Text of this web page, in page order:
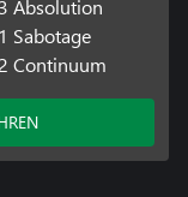
Absolution
Sabotage
Continuum